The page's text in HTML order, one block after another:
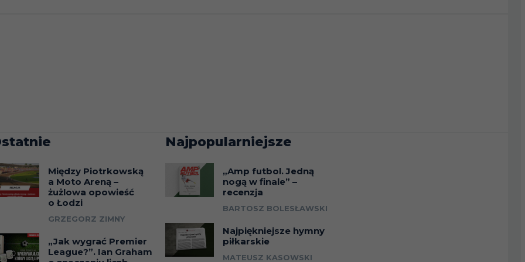
Między Piotrkowską
a Moto Areną –
żużlowa opowieść
o Łodzi
GRZEGORZ ZIMNY
„Jak wygrać Premier
League?”. Ian Graham
Najpopularniejsze
„Amp futbol. Jedną
nogą w finale” –
recenzja
BARTOSZ BOLESŁAWSKI
Najpiękniejsze hymny
piłkarskie
MATEUSZ KASOWSKI